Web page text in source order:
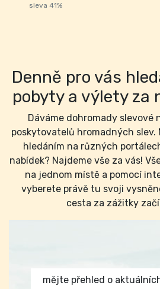
sleva 41%
Denně pro vás
pobyty a výlety za
Dáváme dohromady slevové
poskytovatelů hromadných
hledáním na různých
nabídek? Najdeme vše za vás!
na jednom místě a pomocí
vyberete právě tu svoji
cesta za zážitky
mějte přehled o